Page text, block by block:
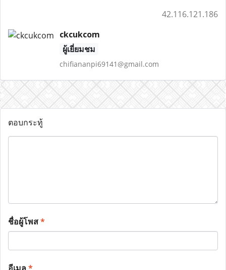
42.116.121.186
ckcukcom
ผู้เยี่ยมชม
chifiananpi69141@gmail.com
ตอบกระทู้
ชื่อผู้โพส*